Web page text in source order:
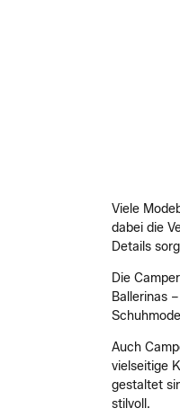
Viele
dabei die
Details
Die
Ballerinas
Auch
vielseitige
gestaltet
stilvoll.